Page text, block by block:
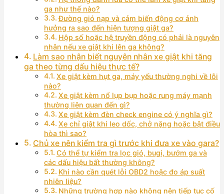
ga như thế nào?
Đường gió nạp và cảm biến động cơ ảnh
hưởng ra sao đến hiện tượng giật ga?
Hộp số hoặc hệ truyền động có phải là nguyên
nhân nếu xe giật khi lên ga không?
Làm sao nhận biết nguyên nhân xe giật khi tăng
ga theo từng dấu hiệu thực tế?
Xe giật kèm hụt ga, máy yếu thường nghi về lỗi
nào?
Xe giật kèm nổ lụp bụp hoặc rung máy mạnh
thường liên quan đến gì?
Xe giật kèm đèn check engine có ý nghĩa gì?
Xe chỉ giật khi leo dốc, chở nặng hoặc bật điều
hòa thì sao?
Chủ xe nên kiểm tra gì trước khi đưa xe vào gara?
Có thể tự kiểm tra lọc gió, bugi, bướm ga và
các dấu hiệu bất thường không?
Khi nào cần quét lỗi OBD2 hoặc đo áp suất
nhiên liệu?
Những trường hợp nào không nên tiếp tục cố